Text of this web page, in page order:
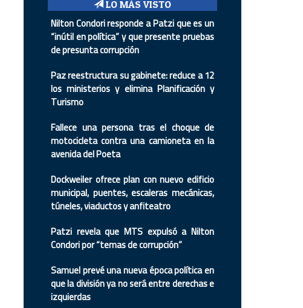
LO MÁS VISTO
Nilton Condori responde a Patzi que es un
“inútil en política” y que presente pruebas
de presunta corrupción
Paz reestructura su gabinete: reduce a 12
los ministerios y elimina Planificación y
Turismo
Fallece una persona tras el choque de
motocicleta contra una camioneta en la
avenida del Poeta
Dockweiler ofrece plan con nuevo edificio
municipal, puentes, escaleras mecánicas,
túneles, viaductos y anfiteatro
Patzi revela que MTS expulsó a Nilton
Condori por “temas de corrupción”
Samuel prevé una nueva época política en
que la división ya no será entre derechas e
izquierdas